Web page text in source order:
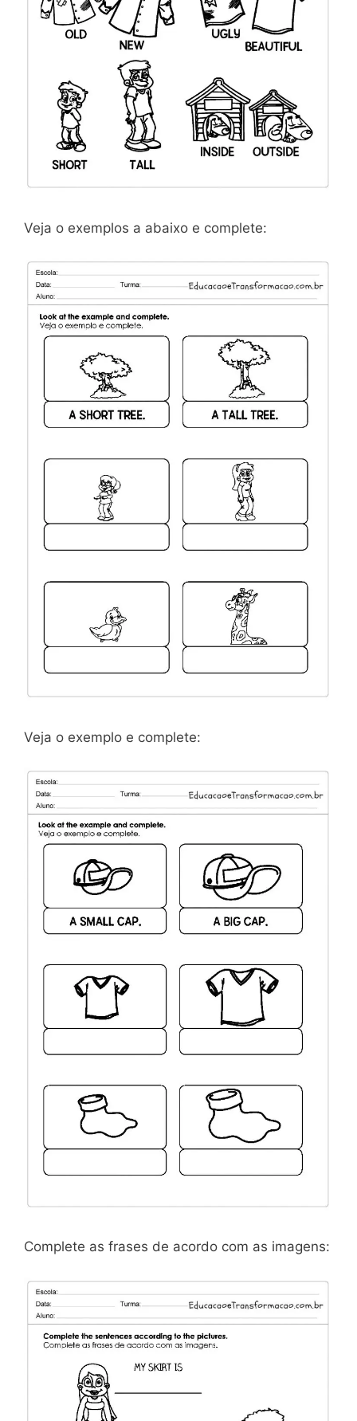
Veja o exemplos a abaixo e complete:
Veja o exemplo e complete:
Complete as frases de acordo com as imagens: